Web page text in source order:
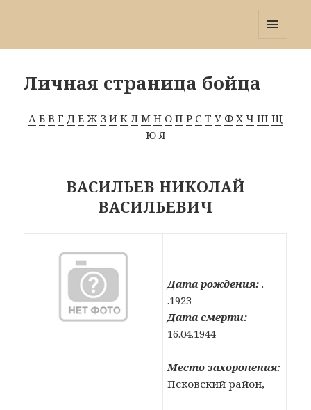
Личная страница бойца
А Б В Г Д Е Ж З И К Л М Н О П Р С Т У Ф Х Ч Ш Щ
Ю Я
ВАСИЛЬЕВ НИКОЛАЙ
ВАСИЛЬЕВИЧ
Дата рождения: .
.1923
Дата смерти:
16.04.1944
Место захоронения:
Псковский район,